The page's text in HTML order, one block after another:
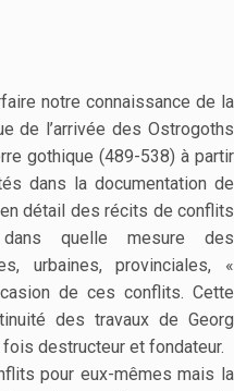
notre connaissance de la
de l’arrivée des Ostrogoths
gothique (489-538) à partir
dans la documentation de
détail des récits de conflits
quelle mesure des
urbaines, provinciales, «
de ces conflits. Cette
des travaux de Georg
destructeur et fondateur.
pour eux-mêmes mais la